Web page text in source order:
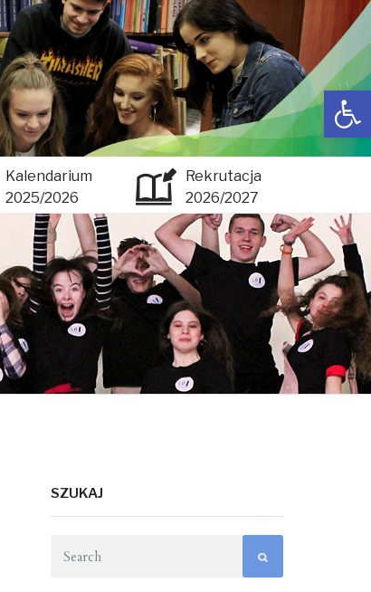
Open toolbar
Kalendarium
2025/2026
Rekrutacja
2026/2027
SZUKAJ